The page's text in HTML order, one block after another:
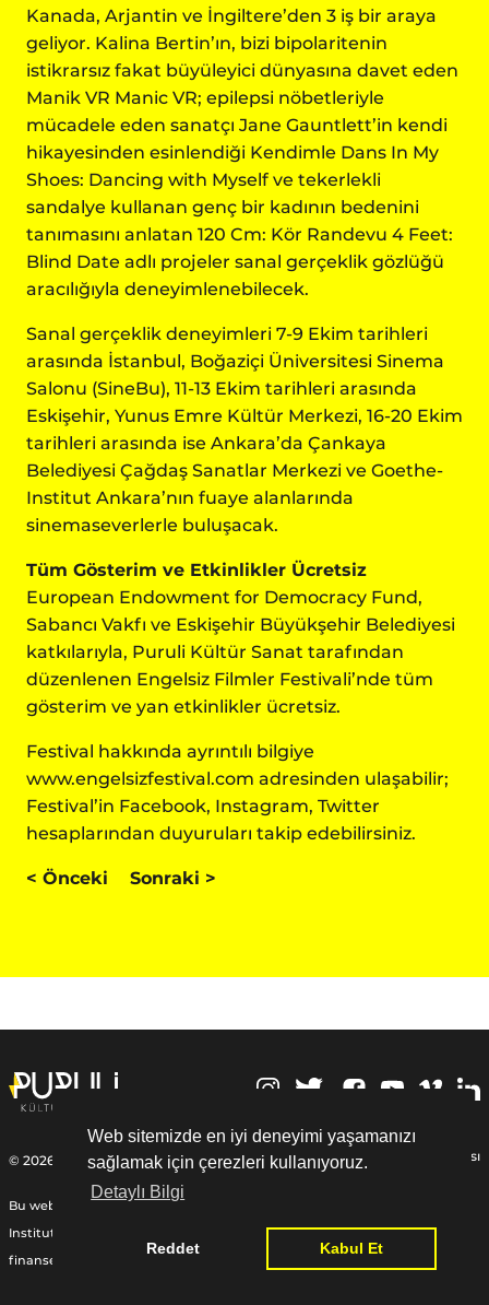
Web sitemizde en iyi deneyimi yaşamanızı
sağlamak için çerezleri kullanıyoruz.
Detaylı Bilgi
Reddet Kabul Et
Kanada, Arjantin ve İngiltere’den 3 iş bir araya
geliyor. Kalina Bertin’ın, bizi bipolaritenin
istikrarsız fakat büyüleyici dünyasına davet eden
Manik VR Manic VR; epilepsi nöbetleriyle
mücadele eden sanatçı Jane Gauntlett’in kendi
hikayesinden esinlendiği Kendimle Dans In My
Shoes: Dancing with Myself ve tekerlekli
sandalye kullanan genç bir kadının bedenini
tanımasını anlatan 120 Cm: Kör Randevu 4 Feet:
Blind Date adlı projeler sanal gerçeklik gözlüğü
aracılığıyla deneyimlenebilecek.
Sanal gerçeklik deneyimleri 7-9 Ekim tarihleri
arasında İstanbul, Boğaziçi Üniversitesi Sinema
Salonu (SineBu), 11-13 Ekim tarihleri arasında
Eskişehir, Yunus Emre Kültür Merkezi, 16-20 Ekim
tarihleri arasında ise Ankara’da Çankaya
Belediyesi Çağdaş Sanatlar Merkezi ve Goethe-
Institut Ankara’nın fuaye alanlarında
sinemaseverlerle buluşacak.
Tüm Gösterim ve Etkinlikler Ücretsiz
European Endowment for Democracy Fund,
Sabancı Vakfı ve Eskişehir Büyükşehir Belediyesi
katkılarıyla, Puruli Kültür Sanat tarafından
düzenlenen Engelsiz Filmler Festivali’nde tüm
gösterim ve yan etkinlikler ücretsiz.
Festival hakkında ayrıntılı bilgiye
www.engelsizfestival.com adresinden ulaşabilir;
Festival’in Facebook, Instagram, Twitter
hesaplarından duyuruları takip edebilirsiniz.
< Önceki Sonraki >
© 2026 | Puruli Kültür Sanat Kişisel Verilerin Korunması
Bu web sitesi Federal Almanya Cumhuriyeti Dışişleri Bakanlığı, Goethe-
Institut ve diğer ortaklardan sağlanan Uluslararası Yardım Fonu ile
finanse edilmiştir: